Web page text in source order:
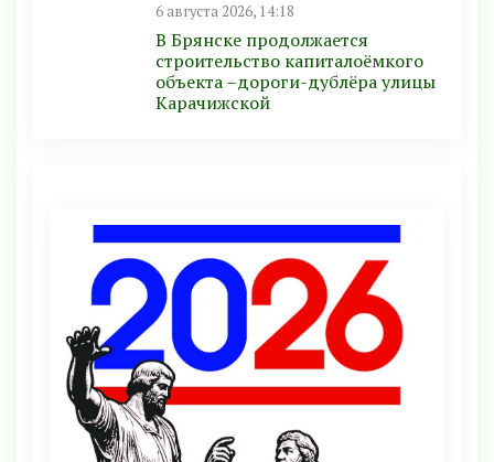
6 августа 2026, 14:18
В Брянске продолжается
строительство капиталоёмкого
объекта –дороги-дублёра улицы
Карачижской